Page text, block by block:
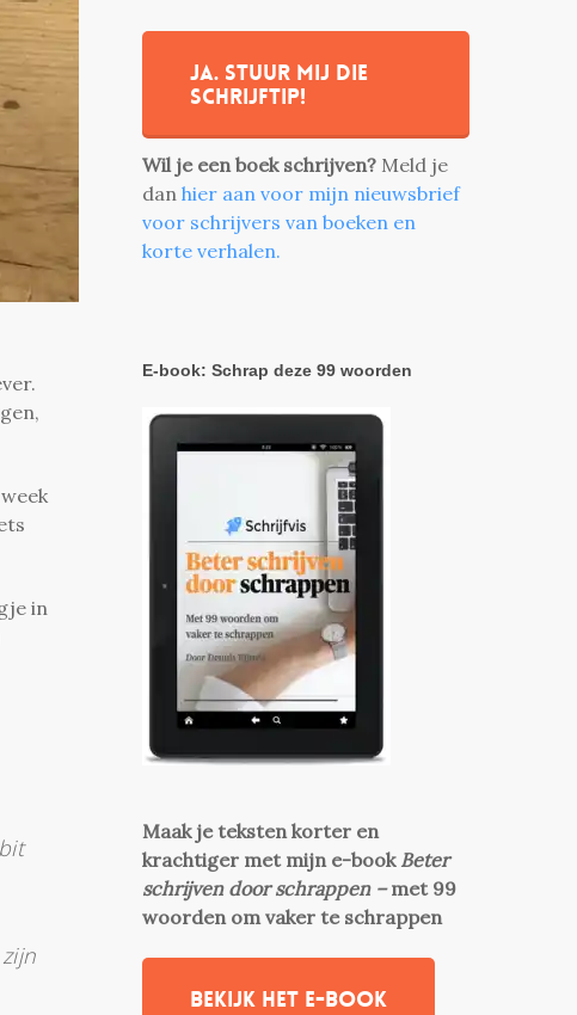
in
Ja. stuur mij die
schrijftip!
Wil je een boek schrijven? Meld je
danhier aan voor mijn nieuwsbrief
voor schrijvers van boeken en
korte verhalen.
E-book: Schrap deze 99 woorden
Maak je teksten korter en
krachtiger met mijn e-book Beter
schrijven door schrappen –met 99
woorden om vaker te schrappen
Bekijk het e-book